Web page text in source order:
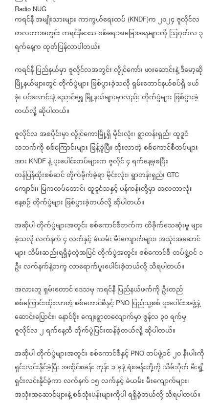
Radio NUG
ကရင်နီအမျိုးသားများကာကွယ်ရေးတပ် (KNDF)က၂၀၂၄ဇူလိုင်လ
တလတာအတွင်းကရင်နီဒေသစစ်ရေးအခြေအနေများကို ဩဂုတ်လ ၃
ရက်နေ့ကထုတ်ပြန်လာပါတယ်။
ကရင်နီပြည်နယ်မှာဇူလိုင်လအတွင်းလွိုင်ကော်၊ဖားဆောင်းနဲ့ဒီမော့ဆို
မြို့နယ်များတွင်တိုက်ပွဲများ ဖြစ်ပွားခဲ့သလိုရှမ်းတောင်နယ်စပ်ရှိဖယ်
ခုံ၊ပင်လောင်းနဲ့ညောင်ရွှေ မြို့နယ်များမှာလည်းတိုက်ပွဲများ ဖြစ်ပွားခဲ့
တယ်လို့ဆိုပါတယ်။
ဇူလိုင်လအစပိုင်းမှာလွိုင်ကောမြို့ရှိမိုင်းလုံး၊ရွာတန်းရှည်၊ထူဒူငံ
သဘက်ကိုစစ်ကြောင်းများ ဖြန့်ခွဲပြီးထိုးလာတဲ့စစ်ကောင်စီတပ်များ
အား KNDF နဲ့ပူးပေါင်းတပ်များကဇူလိုင်၄ရက်နေ့မှစပြီး
တန်ပြန်ထိုးစစ်ဆင်တိုက်ခိုက်ခဲ့ရာမိုင်းလုံး၊ရွာတန်းရှည်၊ GTC
ကျောင်း၊ မြကလပ်တောင်၊ထူဒူငံသနှင့်ပန်ကန်းတို့မှာတလတာလုံး
နေ့စဉ်တိုက်ပွဲများ ဖြစ်ပွားခဲ့တယ်လို့ဆိုပါတယ်။
အဆိုပါတိုက်ပွဲများအတွင်းစစ်ကောင်စီဘက်ကထိခိုက်သေဆုံးမှုများ
ခဲ့သလိုလက်နက်၄လက်နှင့်ခဲယမ်းမီးကျောက်များ၊အသုံးအဆောင်
များ သိမ်းဆည်းရရှိခဲ့တဲ့အပြင်တိုက်ပွဲအတွင်းစစ်ကောင်စီတပ်ဖွဲ့ဝင်၁
ဦးလက်နက်နဲ့တကွလာရောက်ပူးပေါင်းခဲ့တယ်လို့သိရပါတယ်။
အလားတူရှမ်းတောင်ဒေသမှကရင်နီပြည်နယ်ဖက်ကို ဦးတည်
စစ်ကြောင်းထိုးလာတဲ့စစ်ကောင်စီနှင့် PNO ပြည်သူ့စစ်ပူးပေါင်းအဖွဲ့နဲ့
ဆောင်းပြောင်း၊နောင်ဝိုးကျေးရွာတလျောက်မှာဇွန်လ ၃၀ရက်မှ
ဇူလိုင်လ၂ရက်နေ့ထိတိုက်ပွဲပြင်းထန်ခဲ့တယ်လို့ဆိုပါတယ်။
အဆိုပါတိုက်ပွဲများအတွင်းစစ်ကောင်စီနှင့် PNO တပ်ဖွဲ့ဝင်၂၀နီးပါးကို
ရှင်းလင်းနိုင်ခဲ့ပြီးအထိုင်စခန်းကုန်း ၁ခုနဲ့ရဲစခန်းတို့ကို သိမ်းပိုက်မီးရှို့
ရှင်းလင်းနိုင်ခဲ့ကာလက်နက် ၁၅လက်နှင့်ခဲယမ်းမီးကျောက်များ၊
အသုံးအဆောင်များနဲ့စစ်သုံးပန်းများကိုပါရရှိခဲ့တယ်လို့သိရပါတယ်။